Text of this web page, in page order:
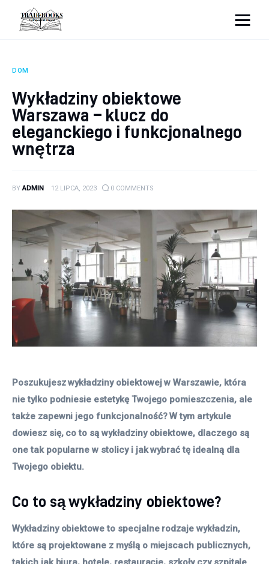
tradebooks.pl
Ciekawostki
Dom
Zdrowie
DOM
Wykładziny obiektowe
Warszawa – klucz do
eleganckiego i funkcjonalnego
wnętrza
BY ADMIN 12 LIPCA, 2023 0 COMMENTS
Poszukujesz wykładziny obiektowej w Warszawie, która
nie tylko podniesie estetykę Twojego pomieszczenia, ale
także zapewni jego funkcjonalność? W tym artykule
dowiesz się, co to są wykładziny obiektowe, dlaczego są
one tak popularne w stolicy i jak wybrać tę idealną dla
Twojego obiektu.
Co to są wykładziny obiektowe?
Wykładziny obiektowe to specjalne rodzaje wykładzin,
które są projektowane z myślą o miejscach publicznych,